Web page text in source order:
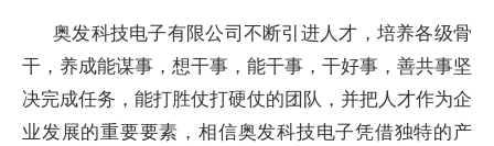
奥发科技电子有限公司不断引进人才，培养各级骨
干，养成能谋事，想干事，能干事，干好事，善共事坚
决完成任务，能打胜仗打硬仗的团队，并把人才作为企
业发展的重要要素，相信奥发科技电子凭借独特的产